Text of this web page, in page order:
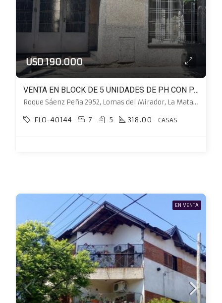
USD 190.000
VENTA EN BLOCK DE 5 UNIDADES DE PH CON PATIO Y TERRAZA INDIVIDUAL
Roque Sáenz Peña 2952, Lomas del Mirador, La Matanza
FLO-40144 7 5 318.00 CASAS
EN VENTA